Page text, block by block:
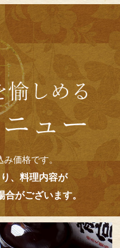
価格です。
、料理内容が
がございます。